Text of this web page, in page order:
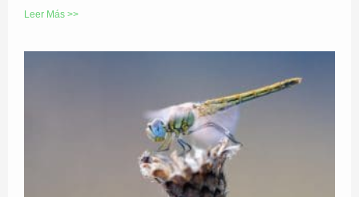
Leer Más >>